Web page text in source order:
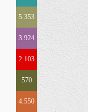
5.353
3.924
2.103
570
4.550